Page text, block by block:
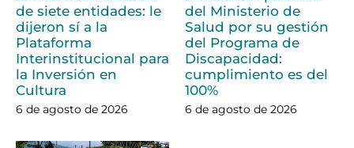
de siete entidades: le
dijeron sí a la
Plataforma
Interinstitucional para
la Inversión en
Cultura
6 de agosto de 2026
del Ministerio de
Salud por su gestión
del Programa de
Discapacidad:
cumplimiento es del
100%
6 de agosto de 2026